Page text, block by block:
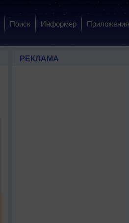
Поиск Информер Приложения
РЕКЛАМА